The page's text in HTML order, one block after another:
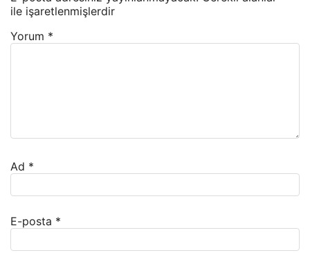
ile işaretlenmişlerdir
Yorum *
Ad *
E-posta *